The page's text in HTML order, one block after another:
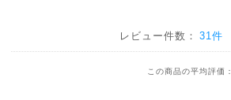
レビュー件数： 31件
この商品の平均評価：